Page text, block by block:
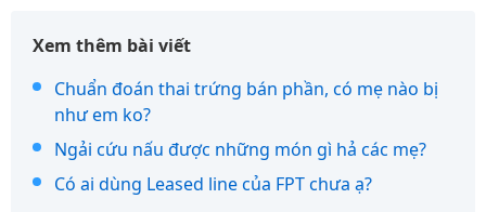
Xem thêm bài viết
Chuẩn đoán thai trứng bán phần, có mẹ nào bị
như em ko?
Ngải cứu nấu được những món gì hả các mẹ?
Có ai dùng Leased line của FPT chưa ạ?